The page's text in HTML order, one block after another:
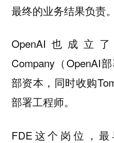
最终的业务结果负责
OpenAI也成立了
Company（OpenAI
部资本，同时收购
部署工程师。
FDE这个岗位，